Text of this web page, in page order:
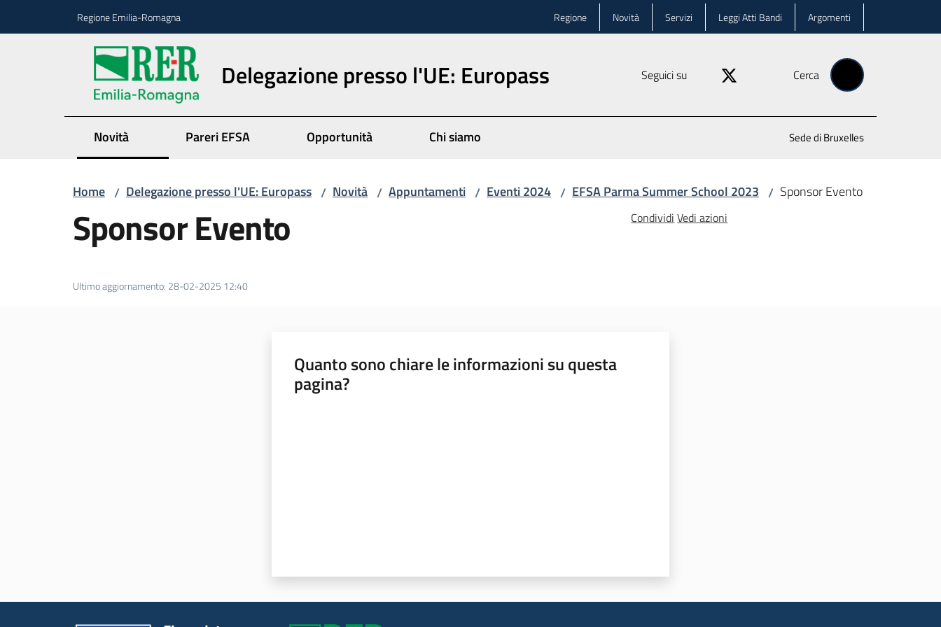
Regione Emilia-Romagna Regione Novità Servizi Leggi Atti Bandi Argomenti
Delegazione presso l'UE: Europass Seguici su Cerca
Novità Pareri EFSA Opportunità Chi siamo Sede di Bruxelles
Home / Delegazione presso l'UE: Europass / Novità / Appuntamenti / Eventi 2024 / EFSA Parma Summer School 2023 / Sponsor Evento
Sponsor Evento Condividi Vedi azioni
Ultimo aggiornamento: 28-02-2025 12:40
Quanto sono chiare le informazioni su questa
pagina?